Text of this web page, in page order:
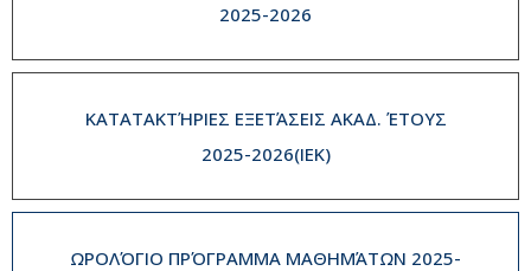
2025-2026
ΚΑΤΑΤΑΚΤΉΡΙΕΣ ΕΞΕΤΆΣΕΙΣ ΑΚΑΔ. ΈΤΟΥΣ
2025-2026(IEK)
ΩΡΟΛΌΓΙΟ ΠΡΌΓΡΑΜΜΑ ΜΑΘΗΜΆΤΩΝ 2025-